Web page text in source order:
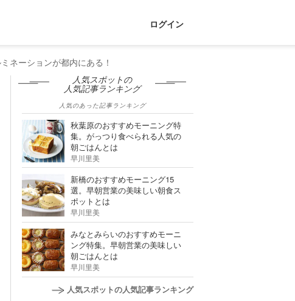
ログイン
ネーションが都内にある！
人気スポットの
人気記事ランキング
人気のあった記事ランキング
秋葉原のおすすめモーニング特
集。がっつり食べられる人気の
朝ごはんとは
早川里美
新橋のおすすめモーニング15
選。早朝営業の美味しい朝食ス
ポットとは
早川里美
みなとみらいのおすすめモーニ
ング特集。早朝営業の美味しい
朝ごはんとは
早川里美
人気スポットの人気記事ランキング